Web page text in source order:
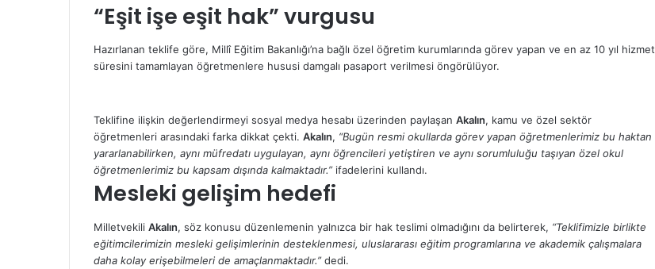
“Eşit işe eşit hak” vurgusu
Hazırlanan teklife göre, Millî Eğitim Bakanlığı’na bağlı özel öğretim kurumlarında görev yapan ve en az 10 yıl hizmet
süresini tamamlayan öğretmenlere hususi damgalı pasaport verilmesi öngörülüyor.
Teklifine ilişkin değerlendirmeyi sosyal medya hesabı üzerinden paylaşan Akalın, kamu ve özel sektör
öğretmenleri arasındaki farka dikkat çekti. Akalın, “Bugün resmi okullarda görev yapan öğretmenlerimiz bu haktan
yararlanabilirken, aynı müfredatı uygulayan, aynı öğrencileri yetiştiren ve aynı sorumluluğu taşıyan özel okul
öğretmenlerimiz bu kapsam dışında kalmaktadır.”ifadelerini kullandı.
Mesleki gelişim hedefi
Milletvekili Akalın, söz konusu düzenlemenin yalnızca bir hak teslimi olmadığını da belirterek, “Teklifimizle birlikte
eğitimcilerimizin mesleki gelişimlerinin desteklenmesi, uluslararası eğitim programlarına ve akademik çalışmalara
daha kolay erişebilmeleri de amaçlanmaktadır.”dedi.